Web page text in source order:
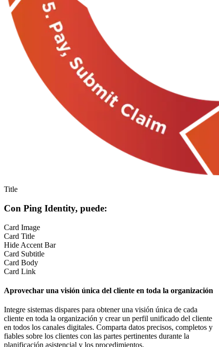
Title
Con Ping Identity, puede:
Card Image
Card Title
Hide Accent Bar
Card Subtitle
Card Body
Card Link
Aprovechar una visión única del cliente en toda la organización
Integre sistemas dispares para obtener una visión única de cada
cliente en toda la organización y crear un perfil unificado del cliente
en todos los canales digitales. Comparta datos precisos, completos y
fiables sobre los clientes con las partes pertinentes durante la
planificación asistencial y los procedimientos.